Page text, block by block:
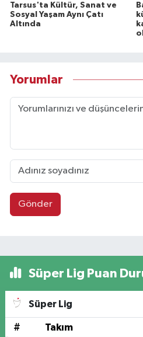
Tarsus'ta Kültür, Sanat ve
Sosyal Yaşam Aynı Çatı
Altında
Yorumlar
Gönder
Süper Lig Puan
Süper Lig
# Takım